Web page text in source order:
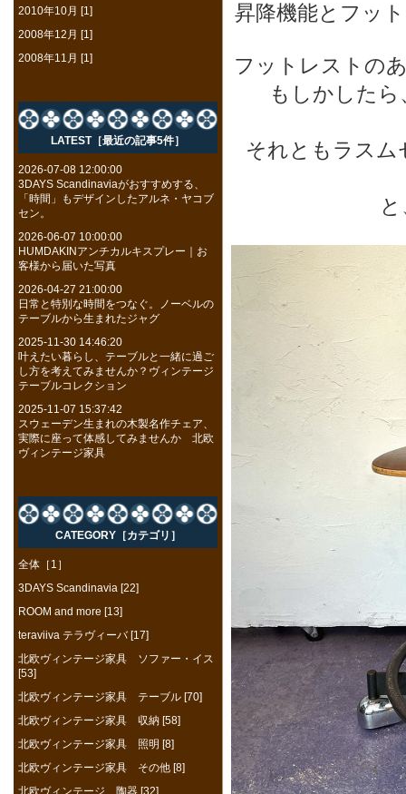
昇降機能とフッ
フットレストの
もしかした
それともラスム
2010年10月 [1]
2008年12月 [1]
2008年11月 [1]
LATEST［最近の記事5件］
2026-07-08 12:00:00
3DAYS Scandinaviaがおすすめする、
「時間」もデザインしたアルネ・ヤコブ
セン。
2026-06-07 10:00:00
HUMDAKINアンチカルキスプレー｜お
客様から届いた写真
2026-04-27 21:00:00
日常と特別な時間をつなぐ。ノーベルの
テーブルから生まれたジャグ
2025-11-30 14:46:20
叶えたい暮らし、テーブルと一緒に過ご
し方を考えてみませんか？ヴィンテージ
テーブルコレクション
2025-11-07 15:37:42
スウェーデン生まれの木製名作チェア、
実際に座って体感してみませんか 北欧
ヴィンテージ家具
CATEGORY［カテゴリ］
全体［1］
3DAYS Scandinavia [22]
ROOM and more [13]
teraviiva テラヴィーバ [17]
北欧ヴィンテージ家具 ソファー・イス
[53]
北欧ヴィンテージ家具 テーブル [70]
北欧ヴィンテージ家具 収納 [58]
北欧ヴィンテージ家具 照明 [8]
北欧ヴィンテージ家具 その他 [8]
北欧ヴィンテージ 陶器 [32]